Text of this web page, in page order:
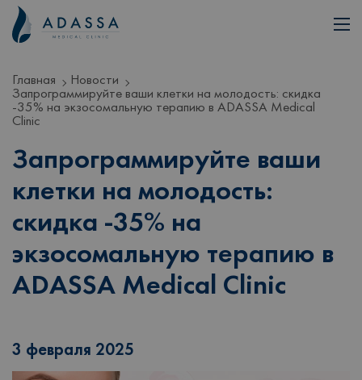
Главная
Новости
Запрограммируйте ваши клетки на молодость: скидка
-35% на экзосомальную терапию в ADASSA Medical
Clinic
Запрограммируйте ваши
клетки на молодость:
скидка -35% на
экзосомальную терапию в
ADASSA Medical Clinic
3 февраля 2025